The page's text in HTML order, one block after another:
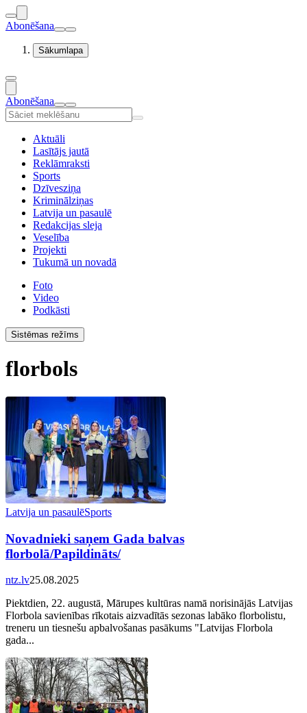
Abonēšana
Sākumlapa
Abonēšana
Aktuāli
Lasītājs jautā
Reklāmraksti
Sports
Dzīvesziņa
Kriminālziņas
Latvija un pasaulē
Redakcijas sleja
Veselība
Projekti
Tukumā un novadā
Foto
Video
Podkāsti
Sistēmas režīms
florbols
Latvija un pasaulēSports
Novadnieki saņem Gada balvas
florbolā/Papildināts/
ntz.lv25.08.2025
Piektdien, 22. augustā, Mārupes kultūras namā norisinājās Latvijas
Florbola savienības rīkotais aizvadītās sezonas labāko florbolistu,
treneru un tiesnešu apbalvošanas pasākums "Latvijas Florbola
gada...